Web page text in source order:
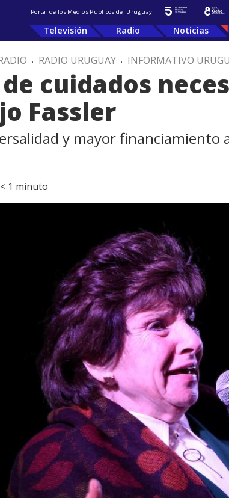
Portal de los Medios Públicos del Uruguay
Televisión Radio Noticias
. RADIO URUGUAY . INFORMATIVO
cuidados
Fassler
y mayor financiamiento
< 1 minuto